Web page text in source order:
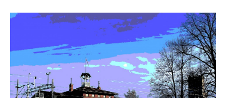
FÖRSAMLINGAR & KYRKOR